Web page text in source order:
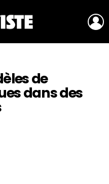
de
dans des